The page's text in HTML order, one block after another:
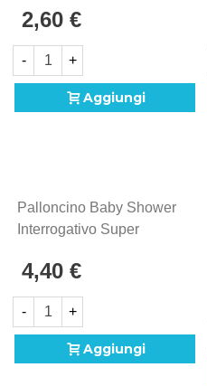
Mylar, 1pz.
2,60 €
- +
Aggiungi
Palloncino Baby Shower
Interrogativo Super
Mylar, 1pz.
4,40 €
- +
Aggiungi